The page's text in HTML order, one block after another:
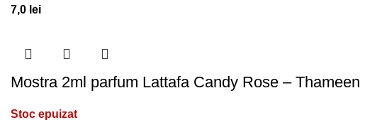
7,0 lei
Mostra 2ml parfum Lattafa Candy Rose – Thameen
Stoc epuizat